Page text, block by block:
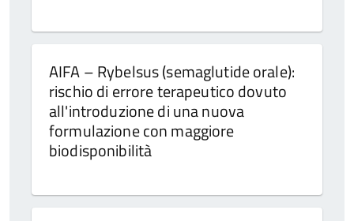
AIFA – Rybelsus (semaglutide orale):
rischio di errore terapeutico dovuto
all'introduzione di una nuova
formulazione con maggiore
biodisponibilità